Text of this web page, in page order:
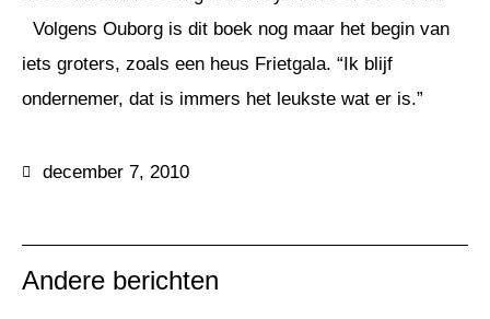
Volgens Ouborg is dit boek nog maar het begin van
iets groters, zoals een heus Frietgala. “Ik blijf
ondernemer, dat is immers het leukste wat er is.”
december 7, 2010
Andere berichten